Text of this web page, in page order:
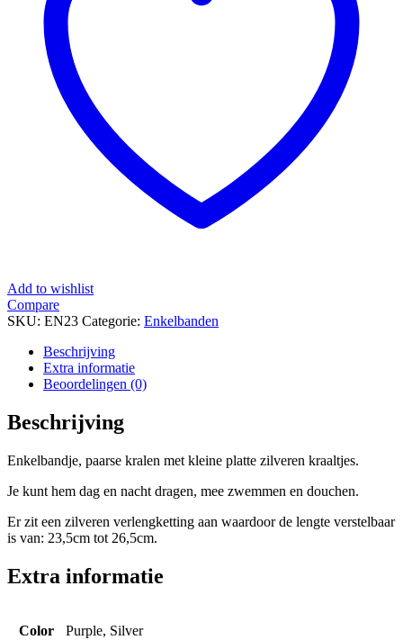
Add to wishlist
Compare
SKU: EN23 Categorie: Enkelbanden
Beschrijving
Extra informatie
Beoordelingen (0)
Beschrijving
Enkelbandje, paarse kralen met kleine platte zilveren kraaltjes.
Je kunt hem dag en nacht dragen, mee zwemmen en douchen.
Er zit een zilveren verlengketting aan waardoor de lengte verstelbaar
is van: 23,5cm tot 26,5cm.
Extra informatie
Color Purple, Silver